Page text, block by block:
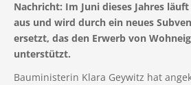
Nachricht: Im Juni dieses Jahres
aus und wird durch ein neues
ersetzt, das den Erwerb von
unterstützt.
Bauministerin Klara Geywitz hat